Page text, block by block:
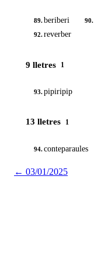
89.beriberi 90.
92.reverber
9 lletres 1
93.pipiripip
13 lletres 1
94.conteparaules
← 03/01/2025